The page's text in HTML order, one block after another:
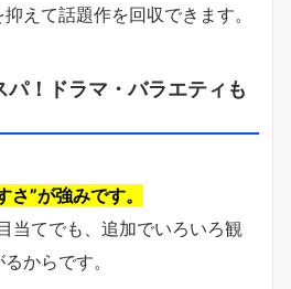
えて話題作を回収できます。
！ドラマ・バラエティも
”が強みです。
当てでも、追加でいろいろ観
からです。